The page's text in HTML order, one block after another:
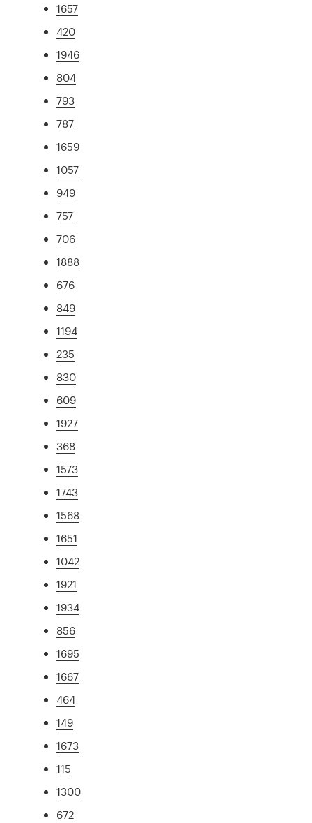
1657
420
1946
804
793
787
1659
1057
949
757
706
1888
676
849
1194
235
830
609
1927
368
1573
1743
1568
1651
1042
1921
1934
856
1695
1667
464
149
1673
115
1300
672